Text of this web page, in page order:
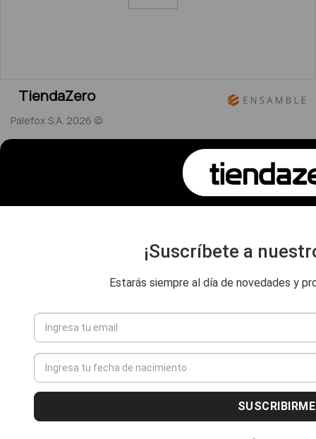
TiendaZero
Palefox S.A. 2026 ©
¡Suscríbete a
Estarás siempre al día de novedades y
SUSCRIBIRME